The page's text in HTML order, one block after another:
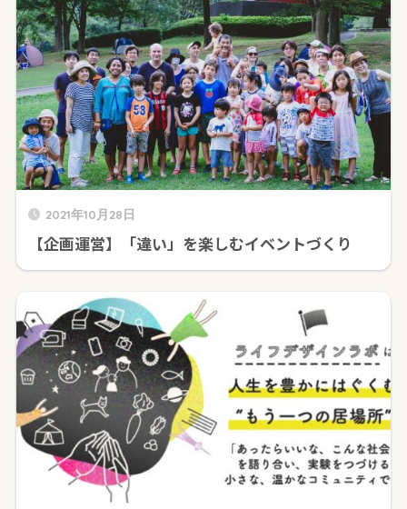
2021年10月28日
【企画運営】「違い」を楽しむイベントづくり